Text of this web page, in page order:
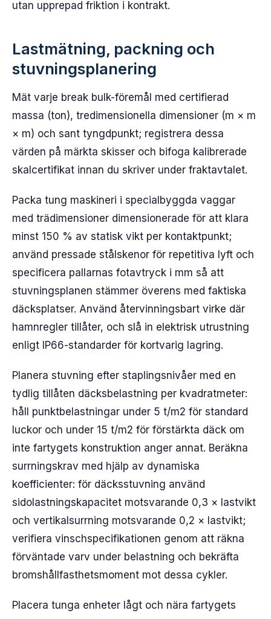
utan upprepad friktion i kontrakt.
Lastmätning, packning och
stuvningsplanering
Mät varje break bulk-föremål med certifierad
massa (ton), tredimensionella dimensioner (m × m
× m) och sant tyngdpunkt; registrera dessa
värden på märkta skisser och bifoga kalibrerade
skalcertifikat innan du skriver under fraktavtalet.
Packa tung maskineri i specialbyggda vaggar
med trädimensioner dimensionerade för att klara
minst 150 % av statisk vikt per kontaktpunkt;
använd pressade stålskenor för repetitiva lyft och
specificera pallarnas fotavtryck i mm så att
stuvningsplanen stämmer överens med faktiska
däcksplatser. Använd återvinningsbart virke där
hamnregler tillåter, och slå in elektrisk utrustning
enligt IP66-standarder för kortvarig lagring.
Planera stuvning efter staplingsnivåer med en
tydlig tillåten däcksbelastning per kvadratmeter:
håll punktbelastningar under 5 t/m2 för standard
luckor och under 15 t/m2 för förstärkta däck om
inte fartygets konstruktion anger annat. Beräkna
surrningskrav med hjälp av dynamiska
koefficienter: för däcksstuvning använd
sidolastningskapacitet motsvarande 0,3 × lastvikt
och vertikalsurrning motsvarande 0,2 × lastvikt;
verifiera vinschspecifikationen genom att räkna
förväntade varv under belastning och bekräfta
bromshållfasthetsmoment mot dessa cykler.
Placera tunga enheter lågt och nära fartygets